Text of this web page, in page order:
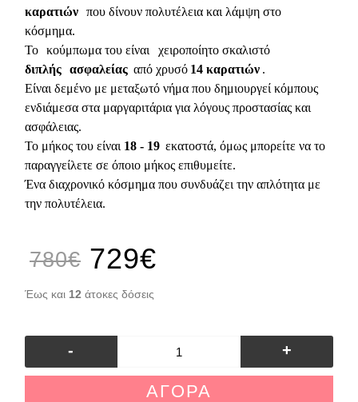
καρατιών που δίνουν πολυτέλεια και λάμψη στο
κόσμημα.
Το κούμπωμα του είναι
χειροποίητο σκαλιστό
διπλής ασφαλείας από χρυσό 14 καρατιών .
Είναι δεμένο με μεταξωτό νήμα που δημιουργεί κόμπους
ενδιάμεσα στα μαργαριτάρια για λόγους προστασίας και
ασφάλειας.
Το μήκος του είναι 18 - 19 εκατοστά, όμως μπορείτε να το
παραγγείλετε σε όποιο μήκος επιθυμείτε.
Ένα διαχρονικό κόσμημα που συνδυάζει την απλότητα με
την πολυτέλεια.
780€ 729€
Έως και 12 άτοκες δόσεις
- +
ΑΓΟΡΆ